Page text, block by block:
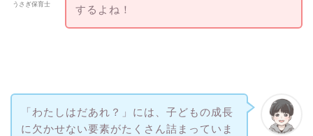
うさぎ保育士
するよね！
「わたしはだあれ？」には、子どもの成長
に欠かせない要素がたくさん詰まっていま